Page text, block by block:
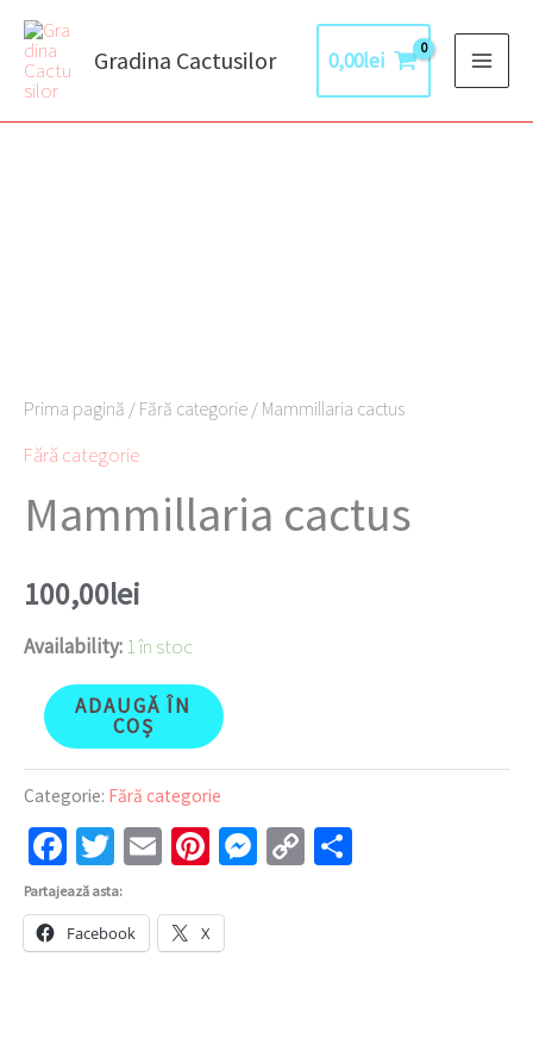
Skip
content
Gradina Cactusilor 0,00lei
Prima pagină / Fără categorie / Mammillaria cactus
Fără categorie
Mammillaria cactus
100,00lei
Availability: 1 în stoc
ADAUGĂ ÎN
COȘ
Categorie: Fără categorie
Facebook
TwitterEmailPinterest
Messenger
Copy
Partajează asta:
Facebook X